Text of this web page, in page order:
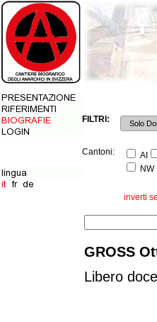
FILTRI: Solo
Cantoni: AI
NW
inverti
GROSS
Libero